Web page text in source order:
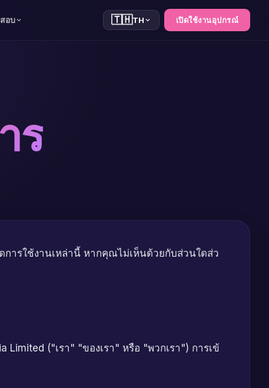
อบ 🇹🇭TH เปิดใช้งานอุปกรณ์
ร
ารใช้งานเหล่านี้ หากคุณไม่เห็นด้วยกับส่วนใดส่ว
("เรา" "ของเรา" หรือ "พวกเรา") การเข้